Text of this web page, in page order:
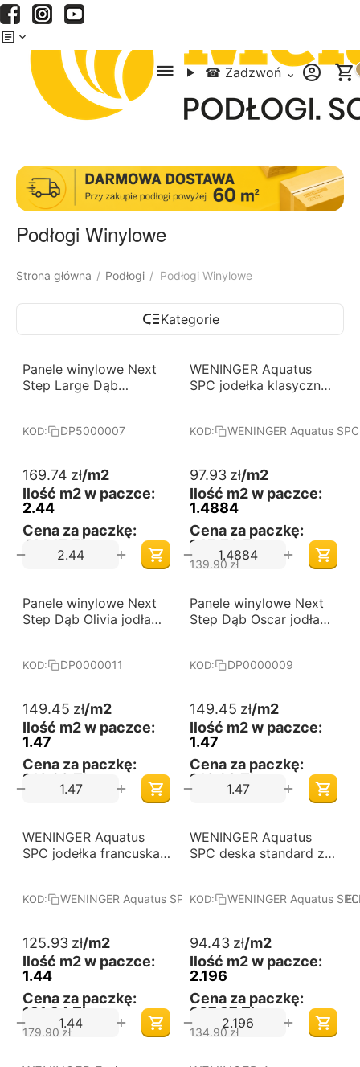
☎ Zadzwoń ⌄
Podłogi Winylowe
Strona główna / Podłogi / Podłogi Winylowe
Kategorie
Darmowa dostawa
od 60 m2
Panele winylowe Next
Step Large Dąb
KOD: DP5000007
169.74 zł/m2
Ilość m2 w paczce:
2.44
Cena za paczkę:
414,17 Zł
+
−
-30%
Darmowa dostawa
od 60 m2
WENINGER Aquatus
SPC jodełka klasyczna
Wymiary (mm):
Aquatus SPC - jodełka
klasyczna.
KOD: WENINGER Aquatus
97.93 zł/m2
Ilość m2 w paczce:
1.4884
Cena za paczkę:
145,76 Zł
139.90 zł
+
−
Darmowa dostawa
od 60 m2
Panele winylowe Next
Step Dąb Olivia jodła
KOD: DP0000011
149.45 zł/m2
Ilość m2 w paczce:
1.47
Cena za paczkę:
219,69 Zł
+
−
Darmowa dostawa
od 60 m2
Panele winylowe Next
Step Dąb Oscar jodła
KOD: DP0000009
149.45 zł/m2
Ilość m2 w paczce:
1.47
Cena za paczkę:
219,69 Zł
+
−
-30%
Darmowa dostawa
od 60 m2
WENINGER Aquatus
SPC jodełka francuska
Wymiary (mm):
Aquatus SPC - jodełka
francuska.
KOD: WENINGER Aquatus SPC jodełka francuska DĄB
125.93 zł/m2
Ilość m2 w paczce:
1.44
Cena za paczkę:
181,34 Zł
179.90zł
+
−
-30%
Darmowa dostawa
od 60 m2
WENINGER Aquatus
SPC deska standard z
winylowe. Wymiary
Kolekcja: Aquatus SPC -
zintegrowany podkład
akustyczny.
KOD: WENINGER Aquatus
94.43 zł/m2
Ilość m2 w paczce:
2.196
Cena za paczkę:
207,37 Zł
134.90 zł
+
−